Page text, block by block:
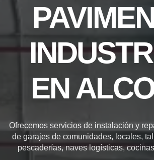
EN
Ofrecemos servicios de instalación y
de garajes de comunidades, locales,
pescaderías, naves logísticas,